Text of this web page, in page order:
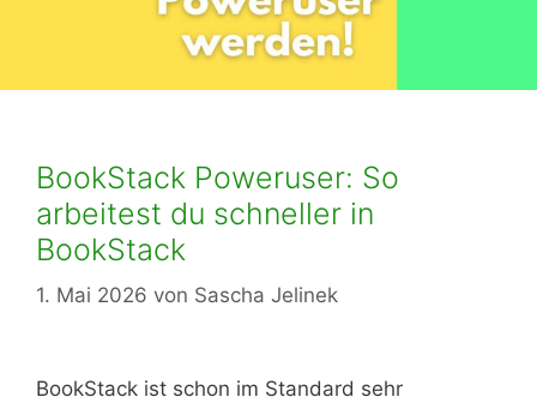
BookStack Poweruser: So
arbeitest du schneller in
BookStack
1. Mai 2026 von Sascha Jelinek
BookStack ist schon im Standard sehr